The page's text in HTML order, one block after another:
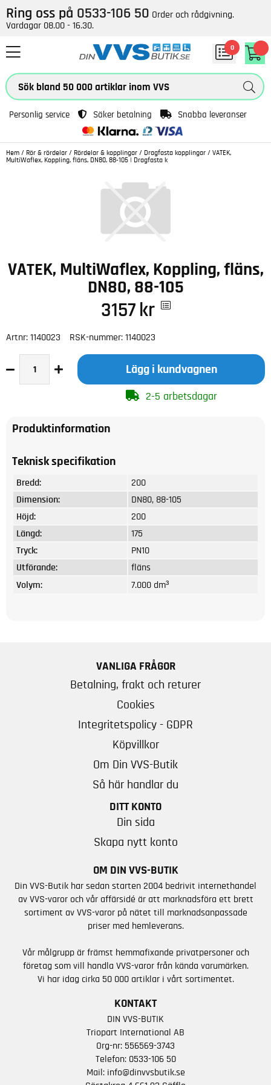
Ring oss på 0533-106 50 Order och rådgivning.
Vardagar 08.00 - 16.30.
0
Personlig service Säker betalning Snabba leveranser
Hem / Rör & rördelar / Rördelar & kopplingar / Dragfasta kopplingar / VATEK,
MultiWaflex, Koppling, fläns, DN80, 88-105 | Dragfasta k
VATEK, MultiWaflex, Koppling, fläns,
DN80, 88-105
3157 kr
Artnr: 1140023 RSK-nummer: 1140023
Lägg i kundvagnen
2-5 arbetsdagar
Produktinformation
Teknisk specifikation
Bredd:
200
Dimension:
DN80, 88-105
Höjd:
200
Längd:
175
Tryck:
PN10
Utförande:
fläns
Volym:
7.000 dm³
VANLIGA FRÅGOR
Betalning, frakt och returer
Cookies
Integritetspolicy - GDPR
Köpvillkor
Om Din VVS-Butik
Så här handlar du
DITT KONTO
Din sida
Skapa nytt konto
OM DIN VVS-BUTIK
Din VVS-Butik har sedan starten 2004 bedrivit internethandel
av VVS-varor och vår affärsidé är att marknadsföra ett brett
sortiment av VVS-varor på nätet till marknadsanpassade
priser med hemleverans.
Vår målgrupp är främst hemmafixande privatpersoner och
företag som vill handla VVS-varor från kända varumärken.
Vi har idag cirka 50 000 artiklar i vårt sortimentet.
KONTAKT
DIN VVS-BUTIK
Triopart International AB
Org-nr: 556569-3743
Telefon: 0533-106 50
Mail: info@dinvvsbutik.se